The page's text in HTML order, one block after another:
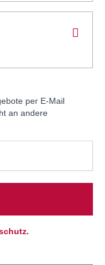
per E-Mail
an andere
.